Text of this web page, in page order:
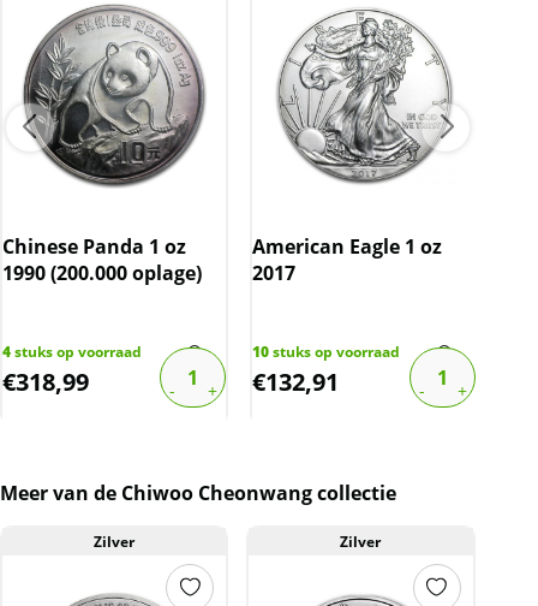
Chinese Panda 1 oz
1990 (200.000 oplage)
4stuks op voorraad
€318,99
American Eagle 1 oz
2017
10stuks op voorraad
€132,91
Meer van de Chiwoo Cheonwang collectie
Zilver Zilver